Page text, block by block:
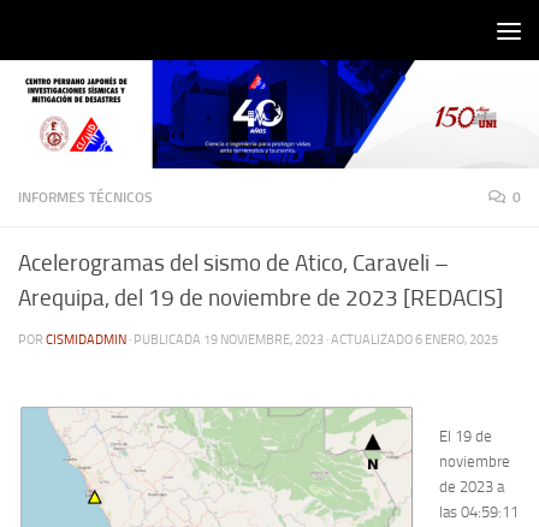
INFORMES TÉCNICOS 0
Acelerogramas del sismo de Atico, Caraveli –
Arequipa, del 19 de noviembre de 2023 [REDACIS]
POR CISMIDADMIN · PUBLICADA 19 NOVIEMBRE, 2023 · ACTUALIZADO6 ENERO, 2025
El 19 de
noviembre
de 2023 a
las 04:59:11